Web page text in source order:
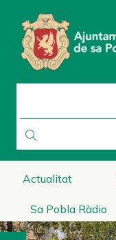
contingut
Actualitat
Sa Pobla Ràdio